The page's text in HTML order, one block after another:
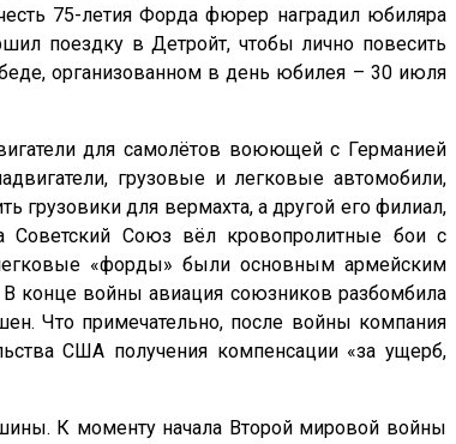
75-летия Форда фюрер наградил юбиляра
поездку в Детройт, чтобы лично повесить
организованном в день юбилея – 30 июля
для самолётов воюющей с Германией
грузовые и легковые автомобили,
грузовики для вермахта, а другой его филиал,
Советский Союз вёл кровопролитные бои с
«форды» были основным армейским
В конце войны авиация союзников разбомбила
Что примечательно, после войны компания
США получения компенсации «за ущерб,
К моменту начала Второй мировой войны